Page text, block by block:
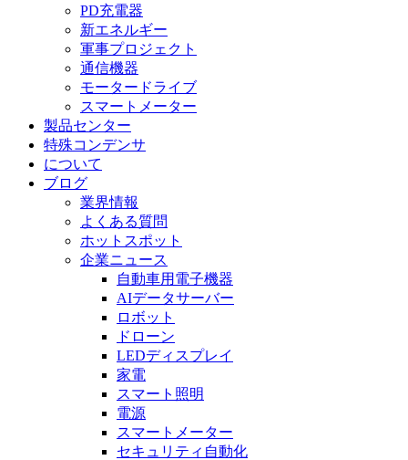
PD充電器
新エネルギー
軍事プロジェクト
通信機器
モータードライブ
スマートメーター
製品センター
特殊コンデンサ
について
ブログ
業界情報
よくある質問
ホットスポット
企業ニュース
自動車用電子機器
AIデータサーバー
ロボット
ドローン
LEDディスプレイ
家電
スマート照明
電源
スマートメーター
セキュリティ自動化